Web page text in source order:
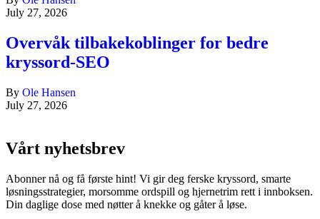
July 27, 2026
Overvåk tilbakekoblinger for bedre
kryssord-SEO
By Ole Hansen
July 27, 2026
Vårt nyhetsbrev
Abonner nå og få første hint! Vi gir deg ferske kryssord, smarte
løsningsstrategier, morsomme ordspill og hjernetrim rett i innboksen.
Din daglige dose med nøtter å knekke og gåter å løse.